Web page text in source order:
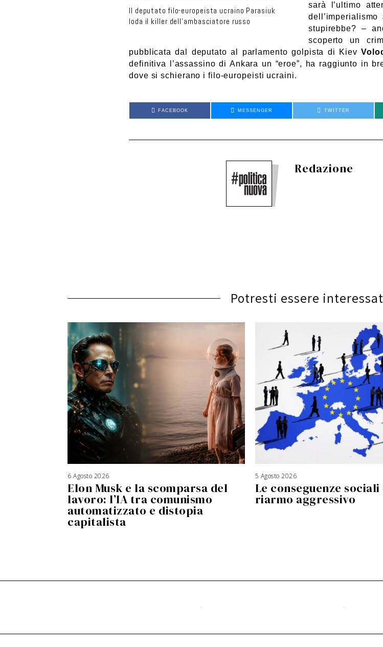
Il deputato filo-europeista ucraino Parasiuk
loda il killer dell’ambasciatore russo
sarà l’ultimo
dell’imperialismo
stupirebbe? –
scoperto un
pubblicata dal deputatoal parlamento golpista di Kiev
definitiva
l’assassino di Ankara un “eroe”, ha raggiunto in
dove si schierano i filo-europeisti ucraini.
FACEBOOK MESSENGER TWITTER
Redazione
Potresti essere
6 Agosto 2026
Elon Musk e la scomparsa del
lavoro: l’IA tra comunismo
automatizzato e distopia
capitalista
5 Agosto 2026
Le conseguenze
riarmo aggressivo